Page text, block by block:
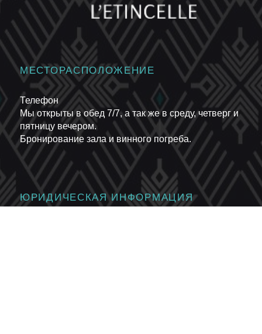
МЕСТОРАСПОЛОЖЕНИЕ
Телефон
Мы открыты в обед 7/7, а так же в среду, четверг и
пятницу вечером.
Бронирование зала и винного погреба.
ЮРИДИЧЕСКАЯ ИНФОРМАЦИЯ